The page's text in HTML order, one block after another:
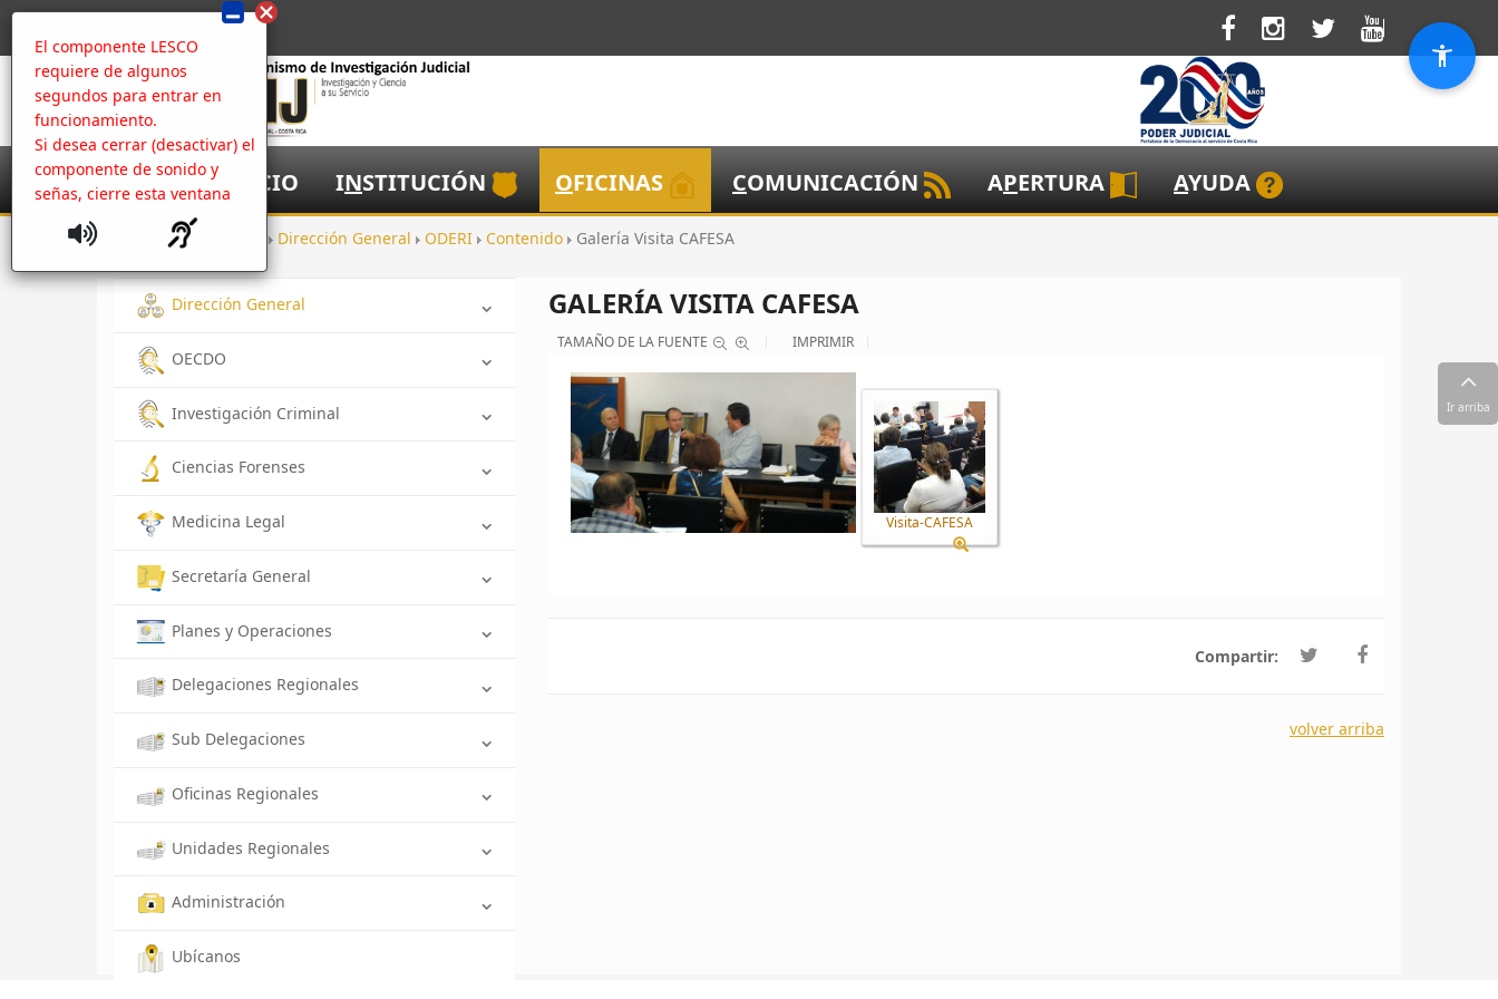
El componente LESCO
requiere de algunos
segundos para entrar en
funcionamiento.
Si desea cerrar (desactivar) el
componente de sonido y
señas, cierre esta ventana
NICIO INSTITUCIÓN OFICINAS COMUNICACIÓN APERTURA AYUDA
Inicio Dirección General ODERI Contenido Galería Visita CAFESA
Dirección General
OECDO
Investigación Criminal
Ciencias Forenses
Medicina Legal
Secretaría General
Planes y Operaciones
Delegaciones Regionales
Sub Delegaciones
Oficinas Regionales
Unidades Regionales
Administración
Ubícanos
GALERÍA VISITA CAFESA
TAMAÑO DE LA FUENTE IMPRIMIR
Visita-CAFESA
Compartir:
volver arriba
Ir arriba